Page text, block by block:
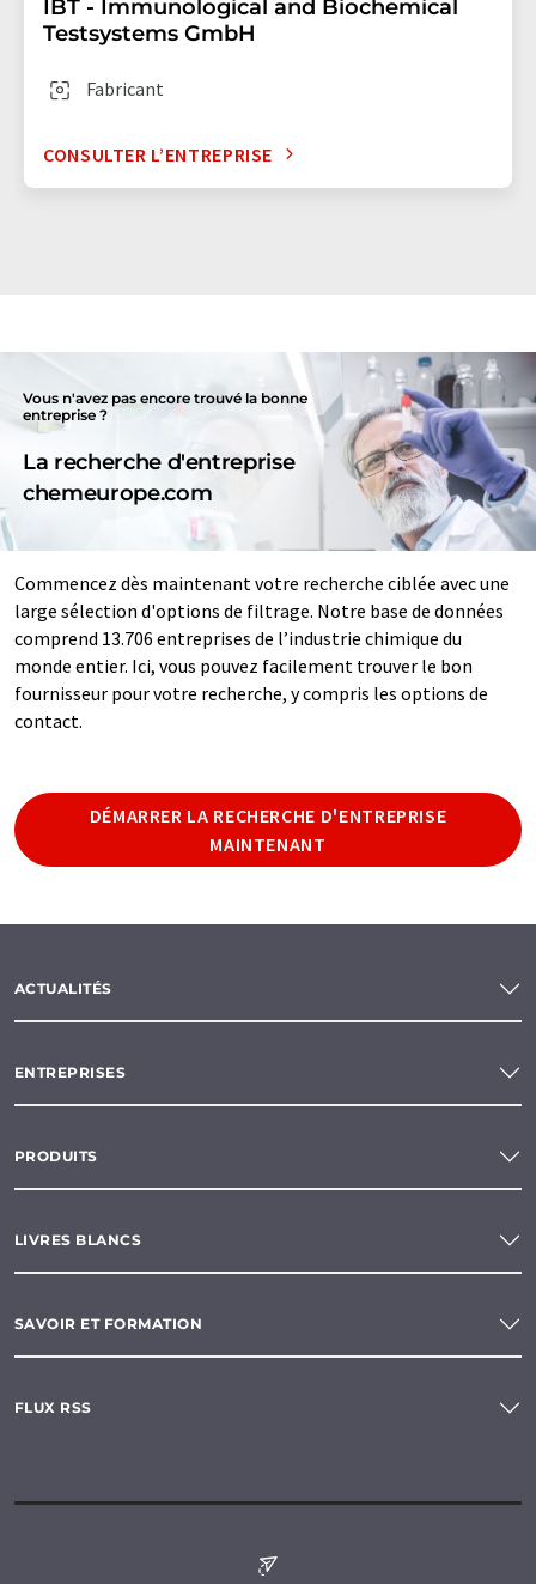
IBT - Immunological and Biochemical
Testsystems GmbH
Fabricant
CONSULTER L’ENTREPRISE
Vous n'avez pas encore trouvé la bonne
entreprise ?
La recherche d'entreprise
chemeurope.com
Commencez dès maintenant votre recherche ciblée avec une
large sélection d'options de filtrage. Notre base de données
comprend 13.706 entreprises de l’industrie chimique du
monde entier. Ici, vous pouvez facilement trouver le bon
fournisseur pour votre recherche, y compris les options de
contact.
DÉMARRER LA RECHERCHE D'ENTREPRISE
MAINTENANT
ACTUALITÉS
ENTREPRISES
PRODUITS
LIVRES BLANCS
SAVOIR ET FORMATION
FLUX RSS